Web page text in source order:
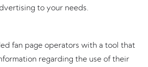
to your needs.
fan page operators with a tool that
regarding the use of their